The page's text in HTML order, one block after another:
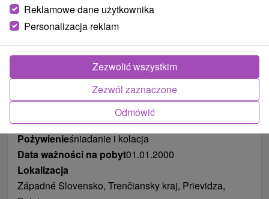
+1
Długość pobytuod 127 noce
Pożywienieśniadanie i kolacja
Data ważności na pobyt01.01.2000
Lokalizacja
Západné Slovensko, Trenčiansky kraj, Prievidza,
Reklamowe dane użytkownika
Personalizacja reklam
Odmówić
Zezwól zaznaczone
Zezwolić wszystkim